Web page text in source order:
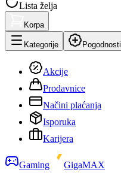
Lista želja
Korpa
Kategorije Pogodnosti
Akcije
Prodavnice
Načini plaćanja
Isporuka
Karijera
Gaming
GigaMAX